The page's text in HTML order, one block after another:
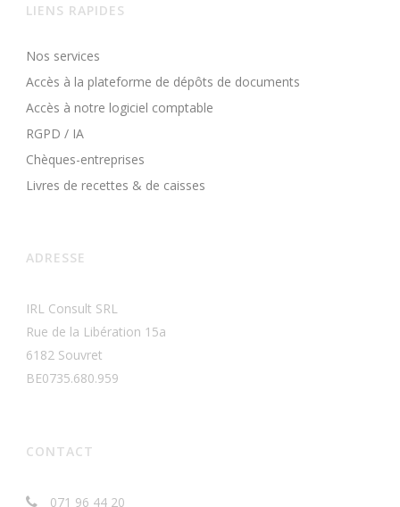
LIENS RAPIDES
Nos services
Accès à la plateforme de dépôts de documents
Accès à notre logiciel comptable
RGPD / IA
Chèques-entreprises
Livres de recettes & de caisses
ADRESSE
IRL Consult SRL
Rue de la Libération 15a
6182 Souvret
BE0735.680.959
CONTACT
071 96 44 20